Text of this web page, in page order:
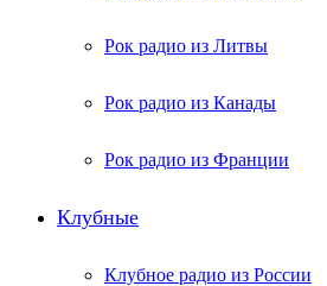
Рок радио из Литвы
Рок радио из Канады
Рок радио из Франции
Клубные
Клубное радио из России